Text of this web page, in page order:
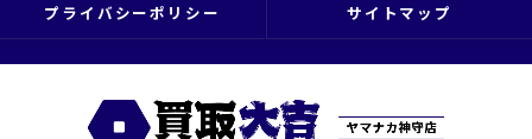
プライバシーポリシー サイトマップ